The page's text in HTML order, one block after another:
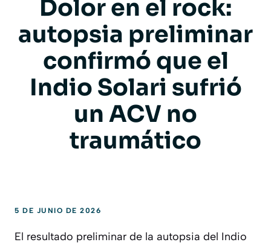
Dolor en el rock:
autopsia preliminar
confirmó que el
Indio Solari sufrió
un ACV no
traumático
5 DE JUNIO DE 2026
El resultado preliminar de la autopsia del Indio